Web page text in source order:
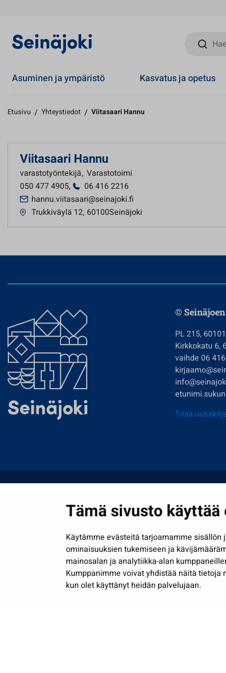
Tämä sivusto käyttää
Käytämme evästeitä tarjoamamme
ominaisuuksien tukemiseen ja
mainosalan ja analytiikka-alan
Kumppanimme voivat yhdistää näitä
kun olet käyttänyt heidän palvelujaan.
Hae
Asuminen ja ympäristö Kasvatus ja opetus
Etusivu / Yhteystiedot / Viitasaari Hannu
Viitasaari Hannu
varastotyöntekijä, Varastotoimi
050 477 4905,
06 416 2216
hannu.viitasaari@seinajoki.fi
Trukkiväylä 12, 60100Seinäjoki
©
PL 215,
Kirkkokatu 6,
vaihde 06
Tilaa